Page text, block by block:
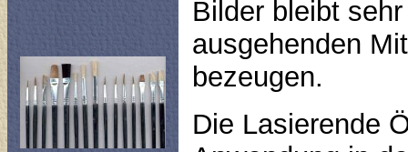
Bilder bleibt
ausgehenden
bezeugen.
Die Lasierende